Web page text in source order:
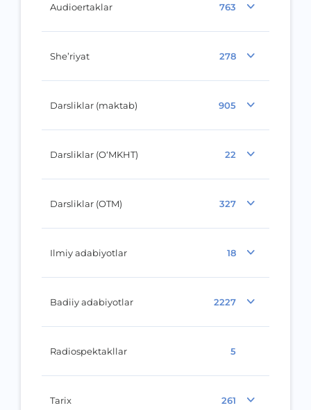
Audioertaklar 763
She’riyat 278
Darsliklar (maktab) 905
Darsliklar (O‘MKHT) 22
Darsliklar (OTM) 327
Ilmiy adabiyotlar 18
Badiiy adabiyotlar 2227
Radiospektakllar 5
Tarix 261